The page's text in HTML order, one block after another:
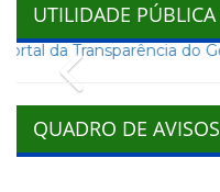
UTILIDADE PÚBLICA
Previous
QUADRO DE AVISOS